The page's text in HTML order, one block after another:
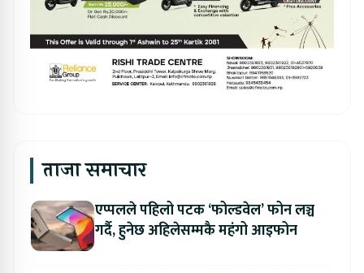
ताजा समाचार
एप्पलले पहिलो पटक ‘फोल्डवेल’ फोन लञ्च
गर्दै, हुनेछ अहिलेसम्मकै महंगो आइफोन